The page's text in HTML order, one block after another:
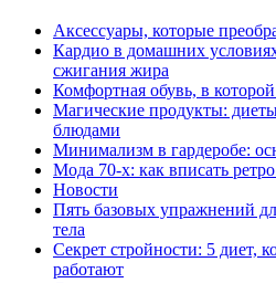
Аксессуары, которые
Кардио в домашних
сжигания жира
Комфортная обувь, в
Магические продукты:
блюдами
Минимализм в гардеробе:
Мода 70-х: как вписать
Новости
Пять базовых упражнений
тела
Секрет стройности: 5 диет,
работают